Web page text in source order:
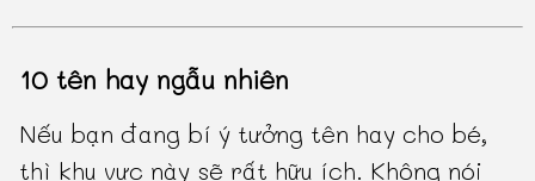
10 tên hay ngẫu nhiên
Nếu bạn đang bí ý tưởng tên hay cho bé,
thì khu vực này sẽ rất hữu ích. Không nói